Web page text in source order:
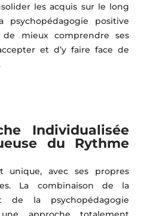
les acquis sur le long
positive
mieux comprendre ses
et d’y faire face de
Individualisée
du Rythme
unique, avec ses propres
La combinaison de la
de la psychopédagogie